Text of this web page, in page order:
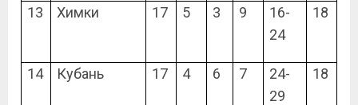
13 Химки 17 5 3 9
16-
24
18
14 Кубань 17 4 6 7
24-
29
18